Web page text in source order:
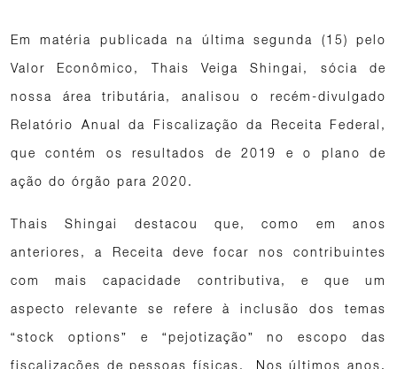
Em matéria publicada na última segunda (15) pelo
Valor Econômico, Thais Veiga Shingai, sócia de
nossa área tributária, analisou o recém-divulgado
Relatório Anual da Fiscalização da Receita Federal,
que contém os resultados de 2019 e o plano de
ação do órgão para 2020.
Thais Shingai destacou que, como em anos
anteriores, a Receita deve focar nos contribuintes
com mais capacidade contributiva, e que um
aspecto relevante se refere à inclusão dos temas
“stock options” e “pejotização” no escopo das
fiscalizações de pessoas físicas. Nos últimos anos,